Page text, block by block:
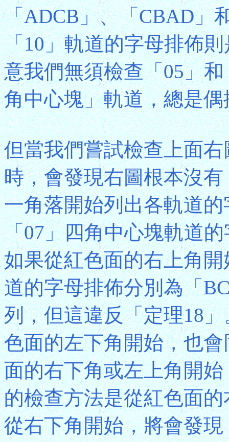
「ADCB」、「CBAD」
「10」軌道的字母排佈
意我們無須檢查「05」
角中心塊」軌道，總是偶
但當我們嘗試檢查上面
時，會發現右圖根本沒
一角落開始列出各軌道
「07」四角中心塊軌道
如果從紅色面的右上角
道的字母排佈分別為「
列，但這違反「定理18
色面的左下角開始，也
面的右下角或左上角開
的檢查方法是從紅色面
從右下角開始，將會發